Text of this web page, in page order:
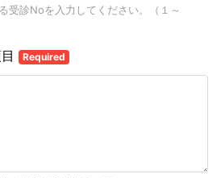
受診Noを入力してください。（１～
Required